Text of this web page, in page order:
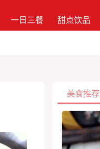
一日三餐 甜点饮品
美食推荐